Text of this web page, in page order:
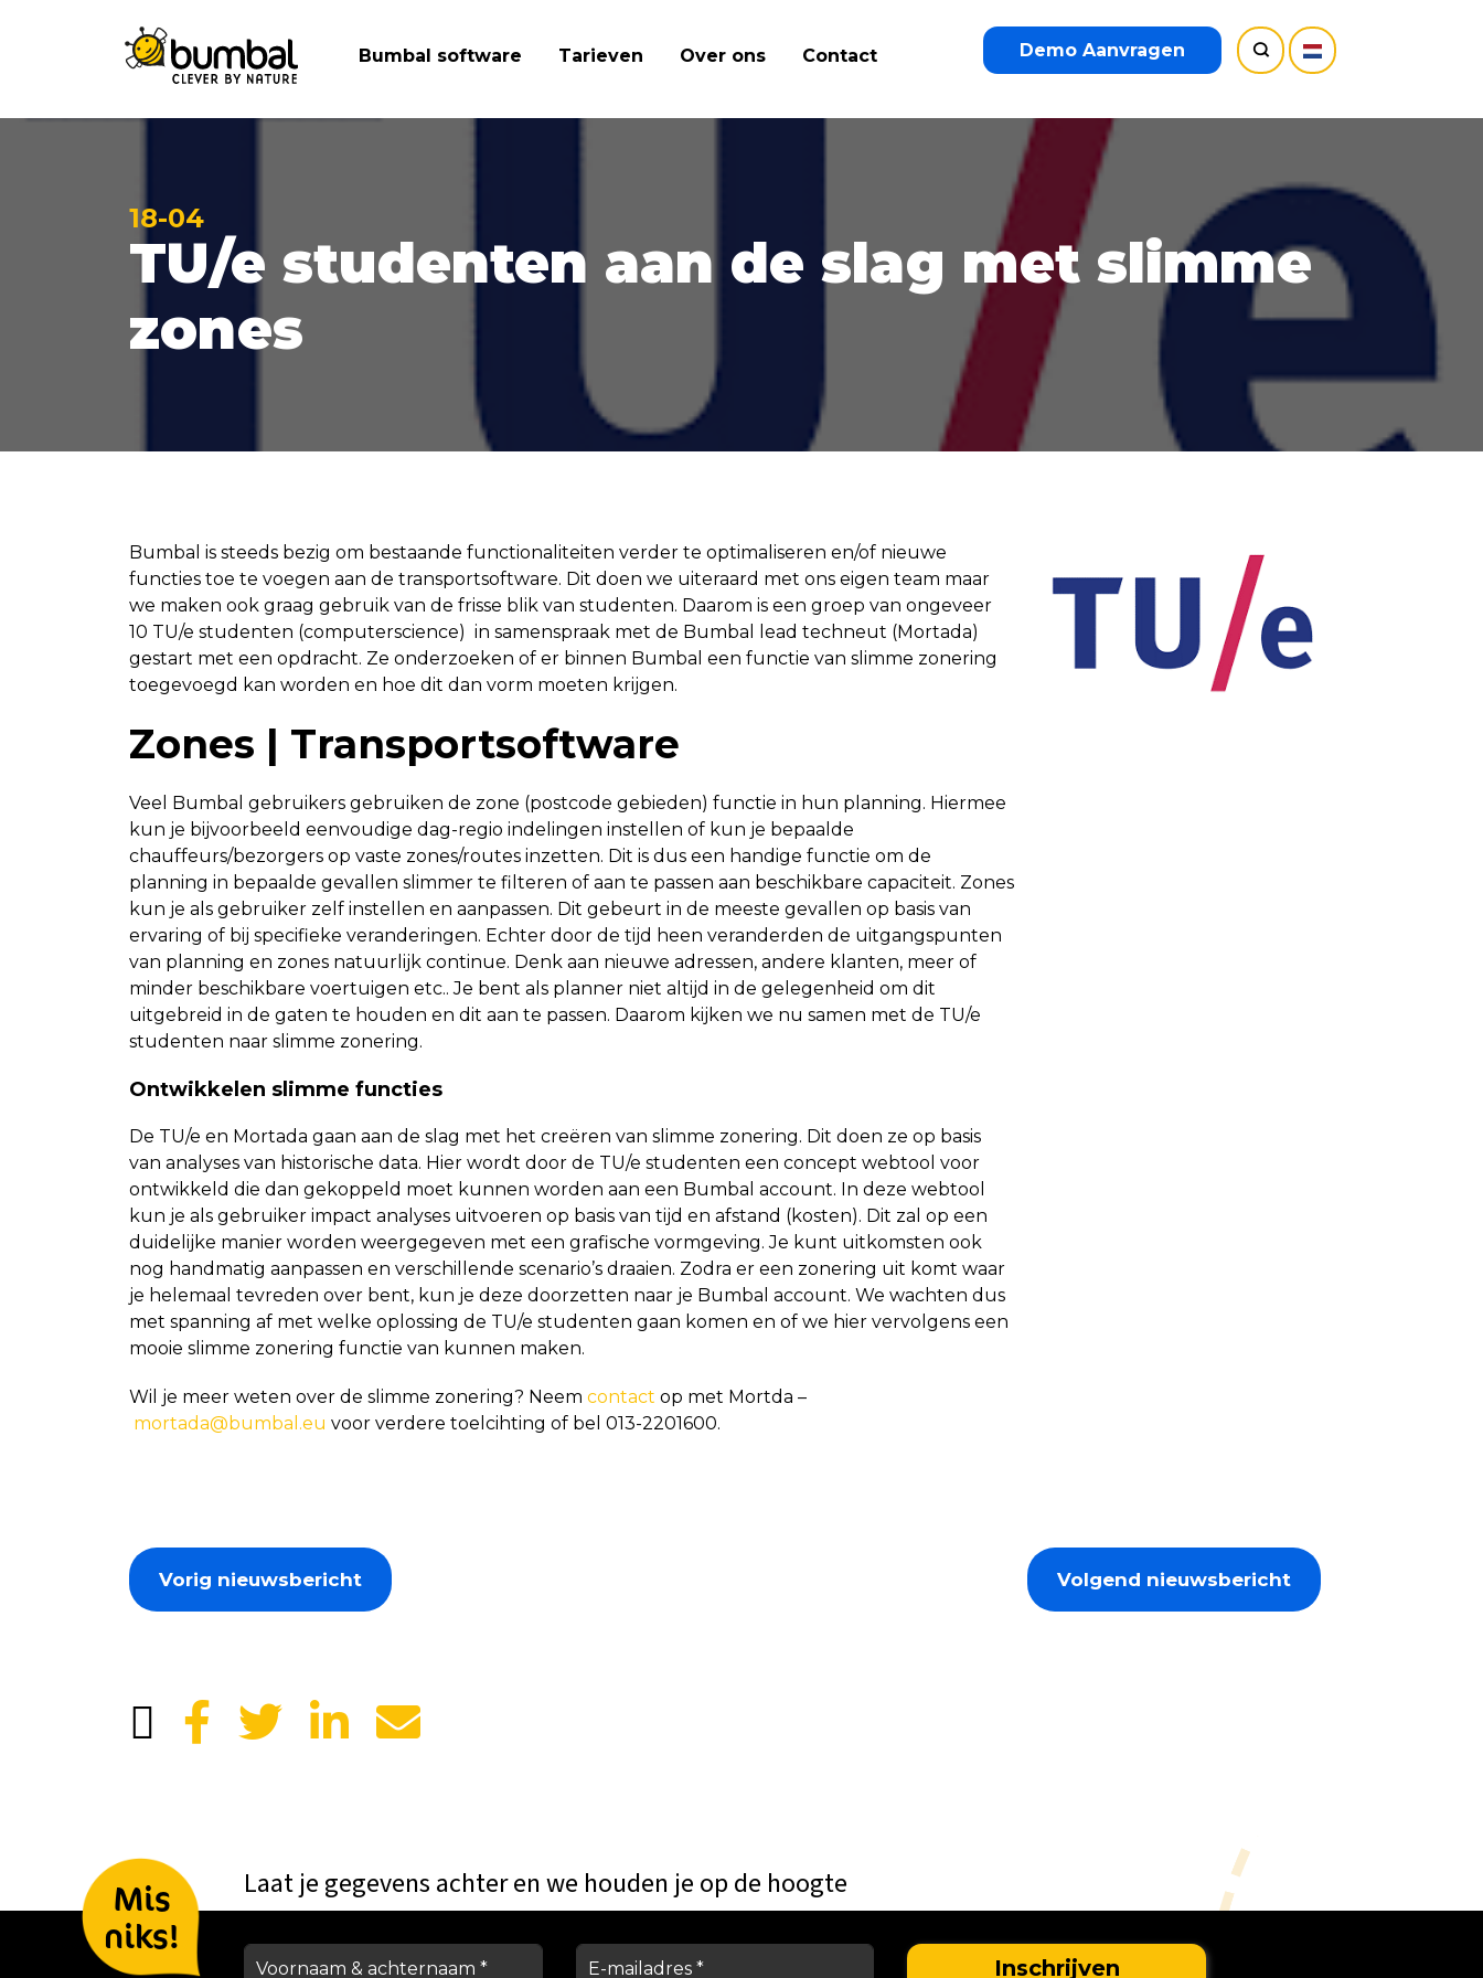
Bumbal software Tarieven Over ons Contact Demo Aanvragen
18-04
TU/e studenten aan de slag met slimme
zones
Bumbal is steeds bezig om bestaande functionaliteiten verder te optimaliseren en/of nieuwe
functies toe te voegen aan de transportsoftware. Dit doen we uiteraard met ons eigen team maar
we maken ook graag gebruik van de frisse blik van studenten. Daarom is een groep van ongeveer
10 TU/e studenten (computerscience) in samenspraak met de Bumbal lead techneut (Mortada)
gestart met een opdracht. Ze onderzoeken of er binnen Bumbal een functie van slimme zonering
toegevoegd kan worden en hoe dit dan vorm moeten krijgen.
Zones | Transportsoftware
Veel Bumbal gebruikers gebruiken de zone (postcode gebieden) functie in hun planning. Hiermee
kun je bijvoorbeeld eenvoudige dag-regio indelingen instellen of kun je bepaalde
chauffeurs/bezorgers op vaste zones/routes inzetten. Dit is dus een handige functie om de
planning in bepaalde gevallen slimmer te filteren of aan te passen aan beschikbare capaciteit. Zones
kun je als gebruiker zelf instellen en aanpassen. Dit gebeurt in de meeste gevallen op basis van
ervaring of bij specifieke veranderingen. Echter door de tijd heen veranderden de uitgangspunten
van planning en zones natuurlijk continue. Denk aan nieuwe adressen, andere klanten, meer of
minder beschikbare voertuigen etc.. Je bent als planner niet altijd in de gelegenheid om dit
uitgebreid in de gaten te houden en dit aan te passen. Daarom kijken we nu samen met de TU/e
studenten naar slimme zonering.
Ontwikkelen slimme functies
De TU/e en Mortada gaan aan de slag met het creëren van slimme zonering. Dit doen ze op basis
van analyses van historische data. Hier wordt door de TU/e studenten een concept webtool voor
ontwikkeld die dan gekoppeld moet kunnen worden aan een Bumbal account. In deze webtool
kun je als gebruiker impact analyses uitvoeren op basis van tijd en afstand (kosten). Dit zal op een
duidelijke manier worden weergegeven met een grafische vormgeving. Je kunt uitkomsten ook
nog handmatig aanpassen en verschillende scenario’s draaien. Zodra er een zonering uit komt waar
je helemaal tevreden over bent, kun je deze doorzetten naar je Bumbal account. We wachten dus
met spanning af met welke oplossing de TU/e studenten gaan komen en of we hier vervolgens een
mooie slimme zonering functie van kunnen maken.
Wil je meer weten over de slimme zonering? Neem contact op met Mortda –
mortada@bumbal.eu voor verdere toelcihting of bel 013-2201600.
Vorig nieuwsbericht Volgend nieuwsbericht
Laat je gegevens achter en we houden je op de hoogte
Mis
niks!